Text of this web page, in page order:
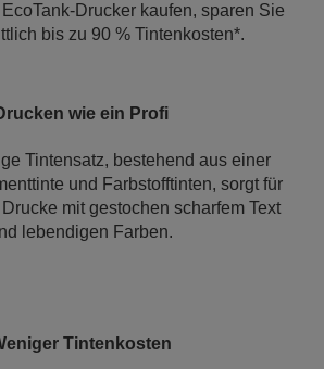
Drucker kaufen, sparen Sie
bis zu 90 % Tintenkosten*.
wie ein Profi
Tintensatz, bestehend aus einer
und Farbstofftinten, sorgt für
mit gestochen scharfem Text
lebendigen Farben.
Tintenkosten